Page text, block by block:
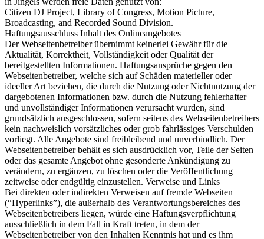
Citizen DJ Project, Library of Congress, Motion Picture,
Broadcasting, and Recorded Sound Division.
Haftungsausschluss Inhalt des Onlineangebotes
Der Webseitenbetreiber übernimmt keinerlei Gewähr für die
Aktualität, Korrektheit, Vollständigkeit oder Qualität der
bereitgestellten Informationen. Haftungsansprüche gegen den
Webseitenbetreiber, welche sich auf Schäden materieller oder
ideeller Art beziehen, die durch die Nutzung oder Nichtnutzung der
dargebotenen Informationen bzw. durch die Nutzung fehlerhafter
und unvollständiger Informationen verursacht wurden, sind
grundsätzlich ausgeschlossen, sofern seitens des Webseitenbetreibers
kein nachweislich vorsätzliches oder grob fahrlässiges Verschulden
vorliegt. Alle Angebote sind freibleibend und unverbindlich. Der
Webseitenbetreiber behält es sich ausdrücklich vor, Teile der Seiten
oder das gesamte Angebot ohne gesonderte Ankündigung zu
verändern, zu ergänzen, zu löschen oder die Veröffentlichung
zeitweise oder endgültig einzustellen. Verweise und Links
Bei direkten oder indirekten Verweisen auf fremde Webseiten
(“Hyperlinks”), die außerhalb des Verantwortungsbereiches des
Webseitenbetreibers liegen, würde eine Haftungsverpflichtung
ausschließlich in dem Fall in Kraft treten, in dem der
Webseitenbetreiber von den Inhalten Kenntnis hat und es ihm